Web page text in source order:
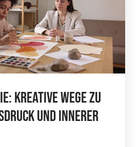
Kreative Wege Zu
Und Innerer